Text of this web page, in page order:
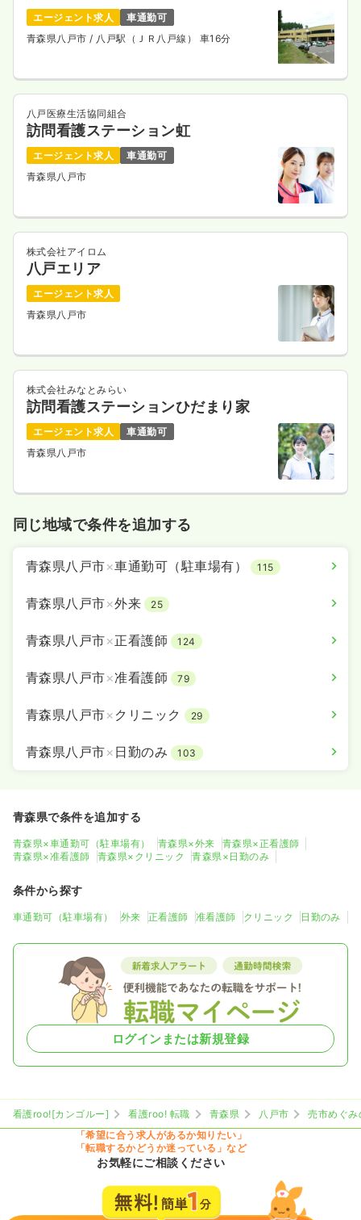
エージェント求人
車通勤可
青森県八戸市 / 八戸駅（ＪＲ八戸線） 車16分
八戸医療生活協同組合
訪問看護ステーション虹
エージェント求人
車通勤可
青森県八戸市
株式会社アイロム
八戸エリア
エージェント求人
青森県八戸市
株式会社みなとみらい
訪問看護ステーションひだまり家
エージェント求人
車通勤可
青森県八戸市
同じ地域で条件を追加する
青森県八戸市×車通勤可（駐車場有） 115
青森県八戸市×外来 25
青森県八戸市×正看護師 124
青森県八戸市×准看護師 79
青森県八戸市× クリニック 29
青森県八戸市× 日勤のみ 103
青森県で条件を追加する
青森県×車通勤可（駐車場有） 青森県×外来
青森県×正看護師
青森県×准看護師
青森県×クリニック 青森県×日勤のみ
条件から探す
車通勤可（駐車場有） 外来 正看護師 准看護師 クリニック 日勤のみ
ログインまたは新規登録
看護roo![カンゴルー] 看護roo! 転職 青森県 八戸市
売市めぐ
「希望に合う求人があるか知りたい」
「転職するかどうか迷っている」など
お気軽にご相談ください